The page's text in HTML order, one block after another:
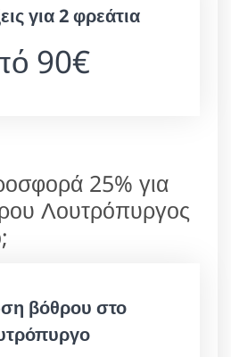
για 2 φρεάτια
90€
25% για
Λουτρόπυργος
βόθρου στο